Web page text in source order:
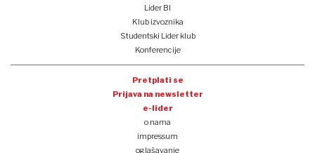
Lider BI
Klub izvoznika
Studentski Lider klub
Konferencije
Pretplati se
Prijava na newsletter
e-lider
o nama
impressum
oglašavanje